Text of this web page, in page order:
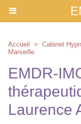
Accueil > Cabinet
Marseille
EMDR-
Laurence